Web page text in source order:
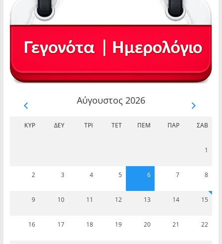
Αύγουστος 2026
ΚΥΡ ΔΕΥ ΤΡΊ ΤΕΤ ΠΈΜ ΠΑΡ ΣΆΒ
1
2 3 4 5 6 7 8
9 10 11 12 13 14 15
16 17 18 19 20 21 22